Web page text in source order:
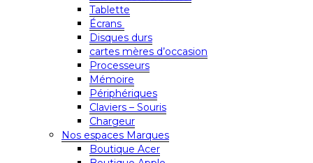
Tablette
Écrans
Disques durs
cartes mères d’occasion
Processeurs
Mémoire
Périphériques
Claviers – Souris
Chargeur
Nos espaces Marques
Boutique Acer